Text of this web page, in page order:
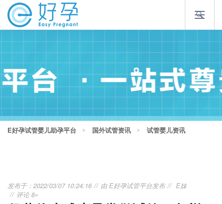
E好孕试管婴儿助孕平台 国外试管资讯 试管婴儿资讯
发布于：2022/03/07 10:24:16 由E好孕试管平台发布
E妹
评论 8»